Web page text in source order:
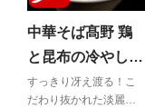
中華そば髙野 鶏
と昆布の冷やしそ
ば
すっきり冴え渡る！こ
だわり抜かれた淡麗系